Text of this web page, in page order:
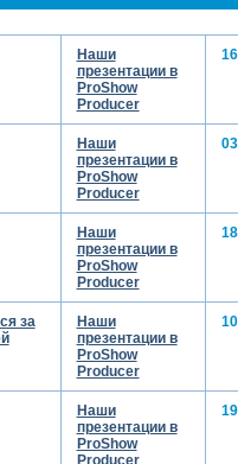
Наши
презентации в
ProShow
Producer
Наши
презентации в
ProShow
Producer
Наши
презентации в
ProShow
Producer
за
Наши
презентации в
ProShow
Producer
Наши
презентации в
ProShow
Producer